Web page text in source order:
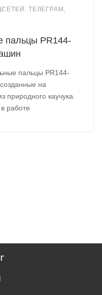
ТЕЛЕГРАМ,
пальцы PR144-
пальцы PR144-
на
природного каучука.
работе